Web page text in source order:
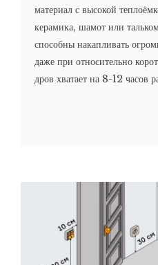
материал с высокой
керамика, шамот или
способны накапливать
даже при относительно
дров хватает на 8-12 часов